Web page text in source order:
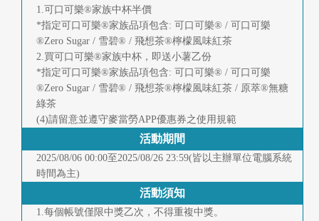
1.可口可樂®家族中杯半價
*指定可口可樂®家族品項包含: 可口可樂® / 可口可樂
®Zero Sugar / 雪碧® / 飛想茶®檸檬風味紅茶
2.買可口可樂®家族中杯，即送小薯乙份
*指定可口可樂®家族品項包含: 可口可樂® / 可口可樂
®Zero Sugar / 雪碧® / 飛想茶®檸檬風味紅茶 / 原萃®無糖
綠茶
(4)請留意並遵守麥當勞APP優惠券之使用規範
活動期間
2025/08/06 00:00至2025/08/26 23:59(皆以主辦單位電腦系統
時間為主)
活動須知
1.每個帳號僅限中獎乙次，不得重複中獎。